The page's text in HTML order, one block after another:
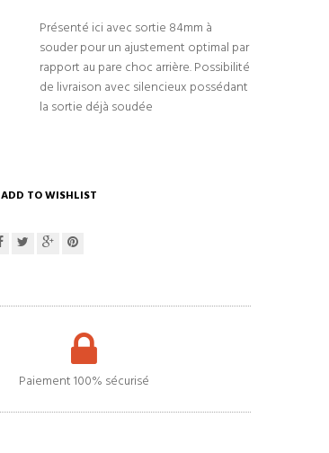
Présenté ici avec sortie 84mm à
souder pour un ajustement optimal par
rapport au pare choc arrière. Possibilité
de livraison avec silencieux possédant
la sortie déjà soudée
ADD TO WISHLIST
Paiement 100% sécurisé